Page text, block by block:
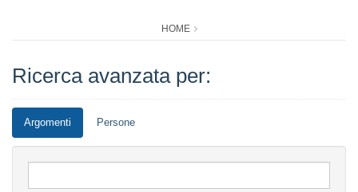
HOME
Ricerca avanzata per:
Argomenti Persone